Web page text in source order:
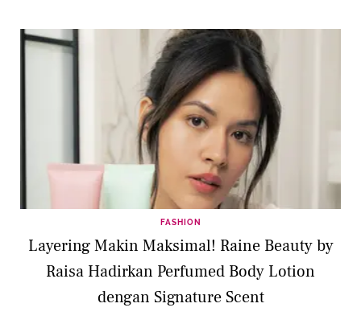
FASHION
Layering Makin Maksimal! Raine Beauty by
Raisa Hadirkan Perfumed Body Lotion
dengan Signature Scent